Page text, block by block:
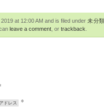
at 12:00 AM and is filed under未分類
leave a comment , or trackback
ドレス *